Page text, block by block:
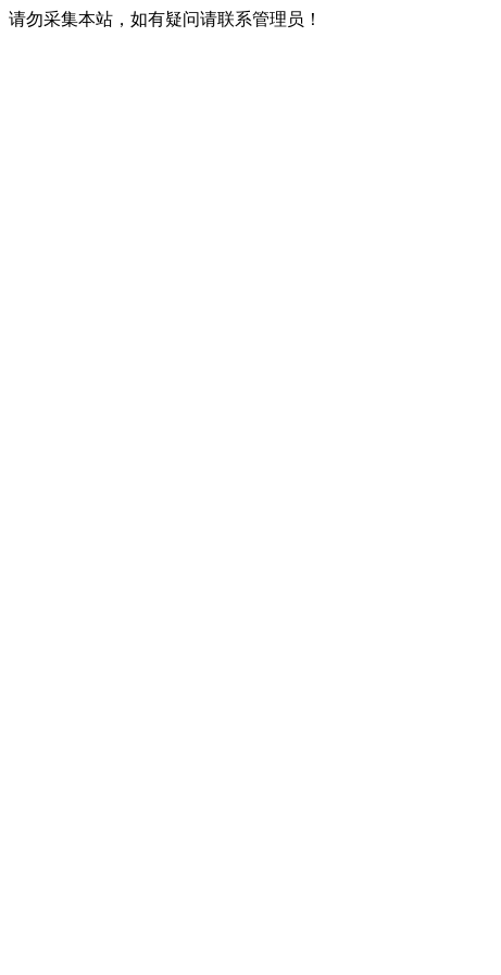
请勿采集本站，如有疑问请联系管理员！